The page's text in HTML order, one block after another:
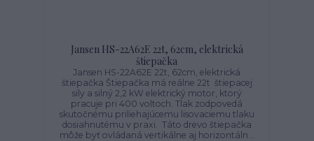
Jansen HS-22A62E 22t, 62cm, elektrická
štiepačka
Jansen HS-22A62E 22t, 62cm, elektrická
štiepačka Štiepačka má reálne 22t štiepacej
sily a silný 2,2 kW elektrický motor, ktorý
pracuje pri 400 voltoch. Tlak zodpovedá
skutočnému priliehajúcemu lisovaciemu tlaku
dosiahnutému v praxi. Táto drevo štiepačka
môže byť ovládaná vertikálne aj horizontáln...